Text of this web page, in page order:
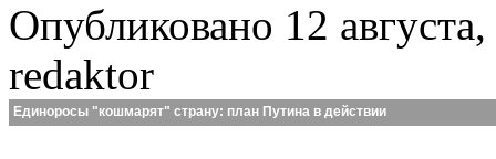
Опубликовано 12
redaktor
Единоросы "кошмарят" страну: план Путина в действии